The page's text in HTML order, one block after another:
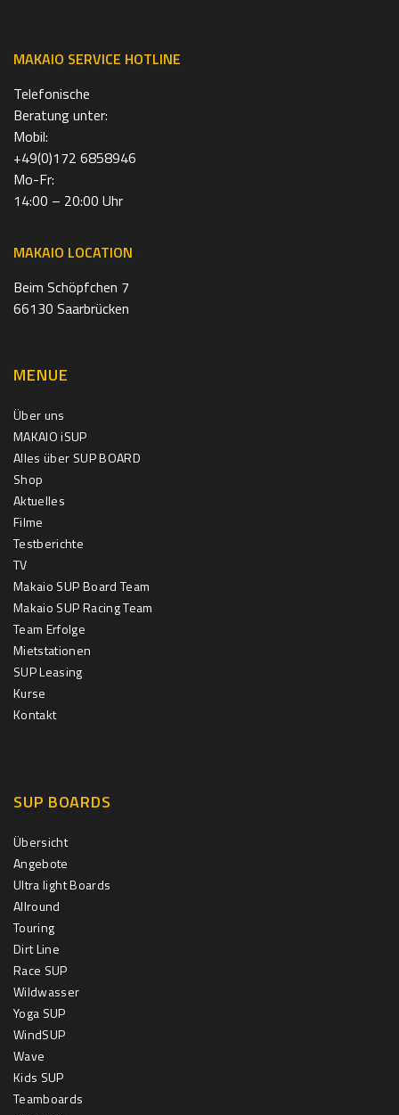
MAKAIO SERVICE HOTLINE
Telefonische
Beratung unter:
Mobil:
+49(0)172 6858946
Mo-Fr:
14:00 – 20:00 Uhr
MAKAIO LOCATION
Beim Schöpfchen 7
66130 Saarbrücken
MENUE
Über uns
MAKAIO iSUP
Alles über SUP BOARD
Shop
Aktuelles
Filme
Testberichte
TV
Makaio SUP Board Team
Makaio SUP Racing Team
Team Erfolge
Mietstationen
SUP Leasing
Kurse
Kontakt
SUP BOARDS
Übersicht
Angebote
Ultra light Boards
Allround
Touring
Dirt Line
Race SUP
Wildwasser
Yoga SUP
WindSUP
Wave
Kids SUP
Teamboards